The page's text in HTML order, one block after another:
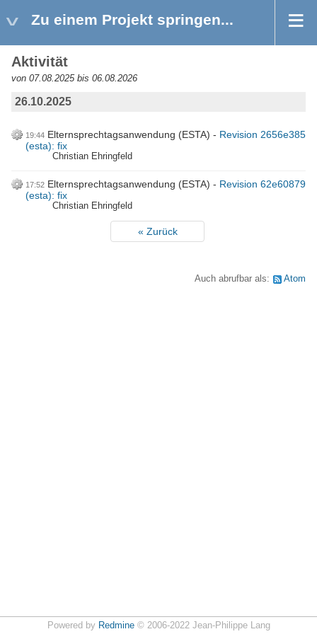
Zu einem Projekt springen...
Aktivität
von 07.08.2025 bis 06.08.2026
26.10.2025
19:44 Elternsprechtagsanwendung (ESTA)
Revision 2656e385
(esta): fix
Christian Ehringfeld
17:52 Elternsprechtagsanwendung (ESTA)
Revision 62e60879
(esta): fix
Christian Ehringfeld
« Zurück
Auch abrufbar als: Atom
Powered by Redmine© 2006-2022 Jean-Philippe Lang